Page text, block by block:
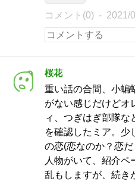
コメント(0) 2021/
桜花
重い話の合間、小蝙
がない感じだけどオ
ィ、つぎはぎ部隊な
を確認したミア。少
の恋(恋なのか？恋
人物がいて、紹介ペ
乱もしますが、続き